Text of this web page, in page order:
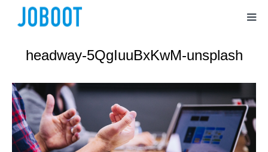
headway-5QgIuuBxKwM-unsplash